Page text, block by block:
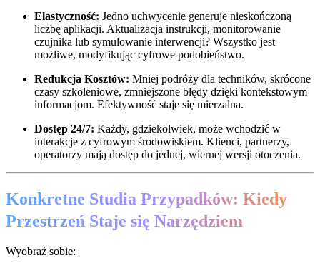
Elastyczność: Jedno uchwycenie generuje nieskończoną
liczbę aplikacji. Aktualizacja instrukcji, monitorowanie
czujnika lub symulowanie interwencji? Wszystko jest
możliwe, modyfikując cyfrowe podobieństwo.
Redukcja Kosztów: Mniej podróży dla techników, skrócone
czasy szkoleniowe, zmniejszone błędy dzięki kontekstowym
informacjom. Efektywność staje się mierzalna.
Dostęp 24/7: Każdy, gdziekolwiek, może wchodzić w
interakcje z cyfrowym środowiskiem. Klienci, partnerzy,
operatorzy mają dostęp do jednej, wiernej wersji otoczenia.
Konkretne Studia Przypadków: Kiedy
Przestrzeń Staje się Narzędziem
Wyobraź sobie: